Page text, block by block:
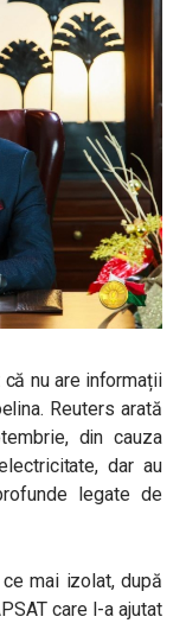
nu are informații
Reuters arată
din cauza
dar au
legate de
mai izolat, după
care l-a ajutat